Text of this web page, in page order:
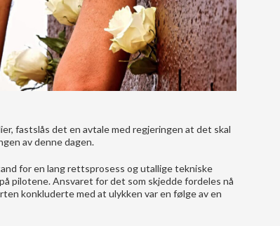
fastslås det en avtale med regjeringen at det skal
av denne dagen.
for en lang rettsprosess og utallige tekniske
pilotene. Ansvaret for det som skjedde fordeles nå
konkluderte med at ulykken var en følge av en